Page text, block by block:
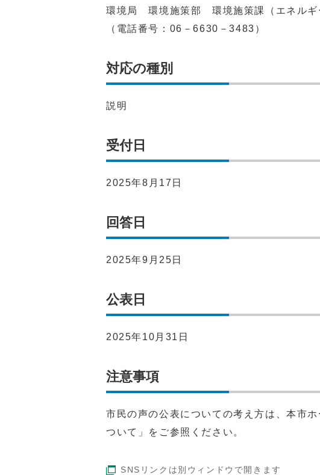
環境局 環境施策部 環境施策課（エネルギ
（電話番号：06－6630－3483）
対応の種別
説明
受付日
2025年8月17日
回答日
2025年9月25日
公表日
2025年10月31日
注意事項
市民の声の公表についての考え方は、本市
ついて」をご参照ください。
SNSリンクは別ウィンドウで開きます